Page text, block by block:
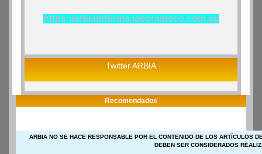
https://arbiainforma.lacorameco.com.ar/
Twitter ARBIA
Recomendados
ARBIA NO SE HACE RESPONSABLE POR EL CONTENIDO DE LOS ARTÍCULOS
DEBEN SER CONSIDERADOS